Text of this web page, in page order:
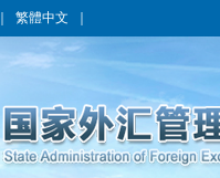
繁體中文